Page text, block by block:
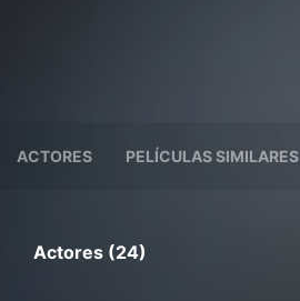
ACTORES PELÍCULAS SIMILARES
Actores (24)